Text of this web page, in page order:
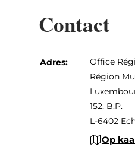
Contact
Adres:
Office
Région
152, B.P.
L-6402
Op